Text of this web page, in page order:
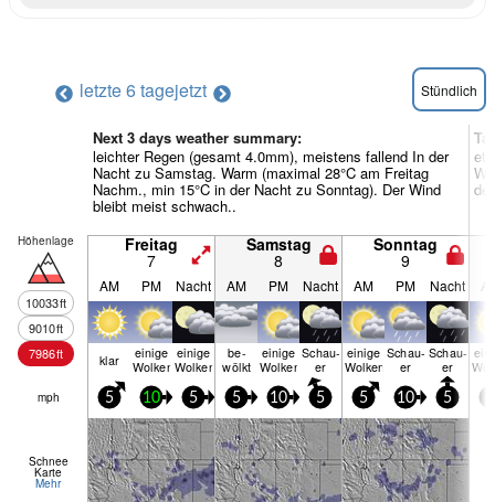
letzte 6 tagejetzt Stündlich
Next 3 days weather summary:
leichter Regen (gesamt 4.0mm), meistens fallend In der
Nacht zu Samstag. Warm (maximal 28°C am Freitag
Nachm., min 15°C in der Nacht zu Sonntag). Der Wind
bleibt meist schwach..
Höhenlage
10033ft
9010ft
7986ft
Freitag
7
Samstag
8
Sonntag
9
AM PM Nacht AM PM Nacht AM PM Nacht
klar einige
Wolken
einige
Wolken
be­
wölkt
einige
Wolken
Schau­
er
einige
Wolken
Schau­
er
Schau­
er
mph 5 10 5 5 10 5 5 10 5
Schnee
Karte
Mehr